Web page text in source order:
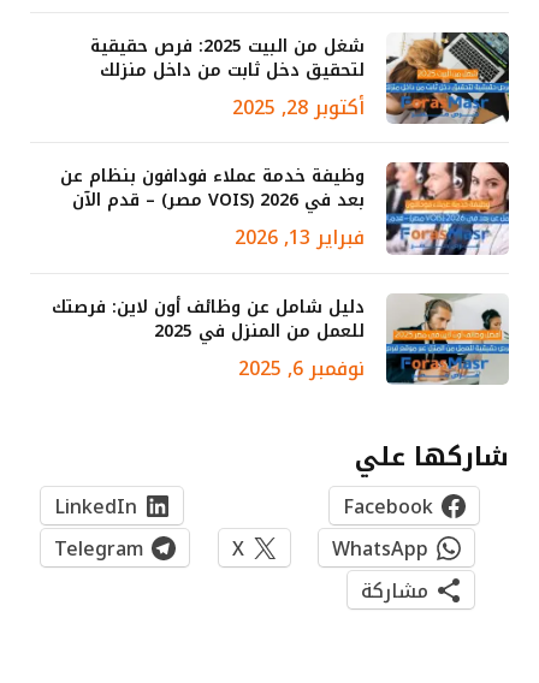
شغل من البيت 2025: فرص حقيقية
لتحقيق دخل ثابت من داخل منزلك
أكتوبر 28, 2025
وظيفة خدمة عملاء فودافون بنظام عن
بعد في 2026 (VOIS مصر) – قدم الآن
فبراير 13, 2026
دليل شامل عن وظائف أون لاين: فرصتك
للعمل من المنزل في 2025
نوفمبر 6, 2025
شاركها علي
Facebook
LinkedIn
WhatsApp
X
Telegram
مشاركة